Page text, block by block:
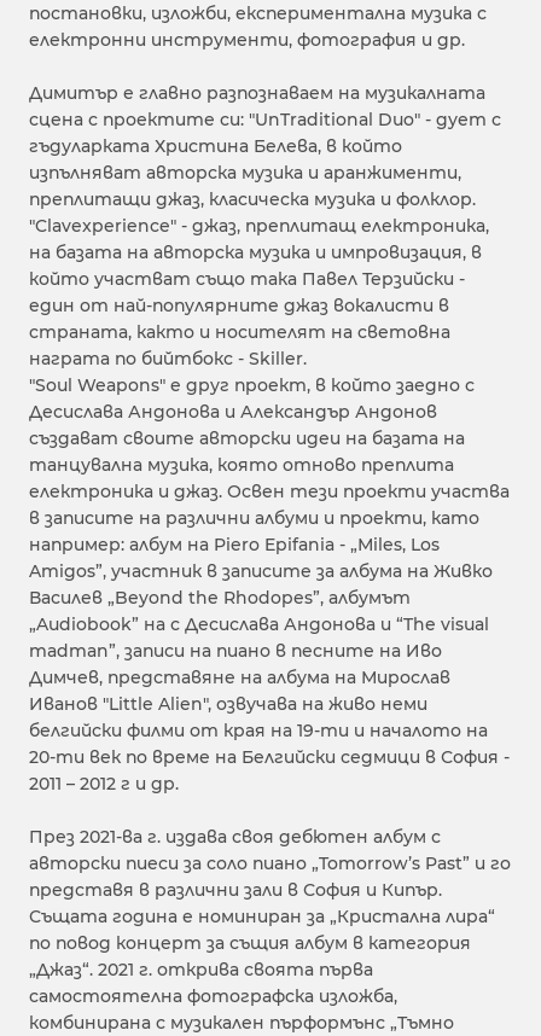
постановки, изложби, експериментална музика с
електронни инструменти, фотография и др.
Димитър е главно разпознаваем на музикалната
сцена с проектите си: "UnTraditional Duo" - дует с
гъдуларката Христина Белева, в който
изпълняват авторска музика и аранжименти,
преплитащи джаз, класическа музика и фолклор.
"Clavexperience" - джаз, преплитащ електроника,
на базата на авторска музика и импровизация, в
който участват също така Павел Терзийски -
един от най-популярните джаз вокалисти в
страната, както и носителят на световна
награта по бийтбокс - Skiller.
"Soul Weapons" e друг проект, в който заедно с
Десислава Андонова и Александър Андонов
създават своите авторски идеи на базата на
танцувална музика, която отново преплита
електроника и джаз. Освен тези проекти участва
в записите на различни албуми и проекти, като
например: албум на Piero Epifania - „Мiles, Los
Amigos”, участник в записите за албума на Живко
Василев „Beyond the Rhodopes”, албумът
„Audiobook” на с Десислава Андонова и “The visual
madman”, записи на пиано в песните на Иво
Димчев, представяне на албума на Мирослав
Иванов "Little Alien", озвучава на живо неми
белгийски филми от края на 19-ти и началото на
20-ти век по време на Белгийски седмици в София -
2011 – 2012 г и др.
През 2021-ва г. издава своя дебютен албум с
авторски пиеси за соло пиано „Tomorrow’s Past” и го
представя в различни зали в София и Кипър.
Същата година е номиниран за „Кристална лира“
по повод концерт за същия албум в категория
„Джаз“. 2021 г. открива своята първа
самостоятелна фотографска изложба,
комбинирана с музикален пърформънс „Тъмно